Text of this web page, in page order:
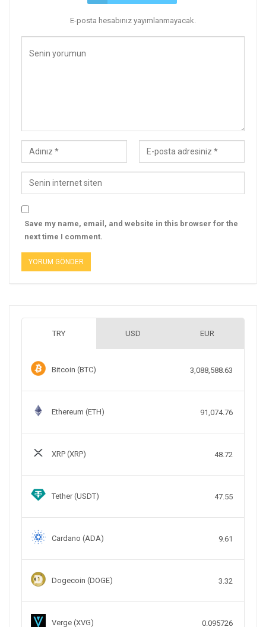
E-posta hesabınız yayımlanmayacak.
Save my name, email, and website in this browser for the
next time I comment.
TRY USD EUR
Bitcoin (BTC) 3,088,588.63
Ethereum (ETH) 91,074.76
XRP (XRP) 48.72
Tether (USDT) 47.55
Cardano (ADA) 9.61
Dogecoin (DOGE) 3.32
Verge (XVG) 0.095726